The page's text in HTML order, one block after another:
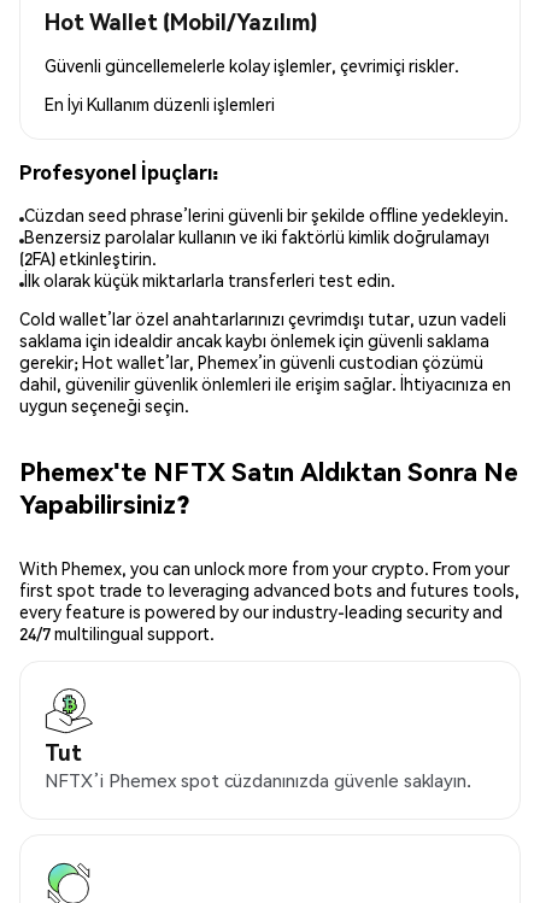
Hot Wallet (Mobil/Yazılım)
Güvenli güncellemelerle kolay işlemler, çevrimiçi riskler.
En İyi Kullanım düzenli işlemleri
Profesyonel İpuçları:
Cüzdan seed phrase’lerini güvenli bir şekilde offline yedekleyin.
Benzersiz parolalar kullanın ve iki faktörlü kimlik doğrulamayı
(2FA) etkinleştirin.
İlk olarak küçük miktarlarla transferleri test edin.
Cold wallet’lar özel anahtarlarınızı çevrimdışı tutar, uzun vadeli
saklama için idealdir ancak kaybı önlemek için güvenli saklama
gerekir; Hot wallet’lar, Phemex’in güvenli custodian çözümü
dahil, güvenilir güvenlik önlemleri ile erişim sağlar. İhtiyacınıza en
uygun seçeneği seçin.
Phemex'te NFTX Satın Aldıktan Sonra Ne
Yapabilirsiniz?
With Phemex, you can unlock more from your crypto. From your
first spot trade to leveraging advanced bots and futures tools,
every feature is powered by our industry-leading security and
24/7 multilingual support.
Tut
NFTX’i Phemex spot cüzdanınızda güvenle saklayın.